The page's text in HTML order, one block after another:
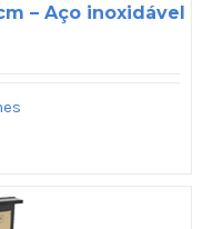
– Aço inoxidável